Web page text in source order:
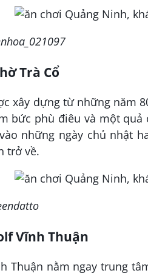
Trà Cổ
xây dựng từ những năm
bức phù điêu và một
những ngày chủ nhật
trở về.
Vĩnh Thuận
Thuận nằm ngay trung